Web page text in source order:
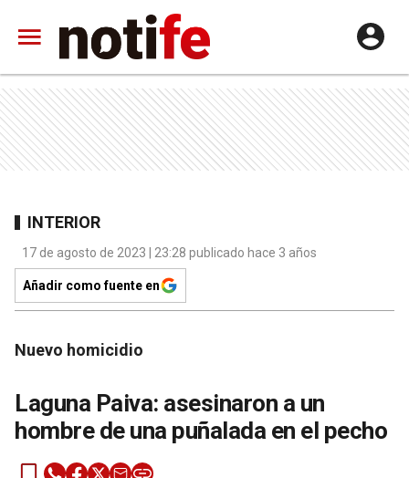
INTERIOR
17 de agosto de 2023 | 23:28 publicado hace 3 años
Añadir como fuente en
Nuevo homicidio
Laguna Paiva: asesinaron a un
hombre de una puñalada en el pecho